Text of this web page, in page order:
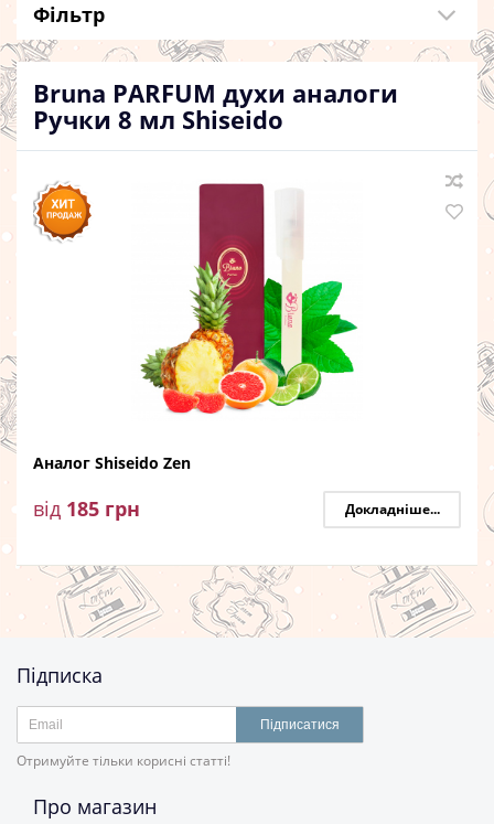
Фільтр
Bruna PARFUM духи аналоги
Ручки 8 мл Shiseido
Аналог Shiseido Zen
від 185 грн Докладніше...
Підписка
Підписатися
Отримуйте тільки корисні статті!
Про магазин